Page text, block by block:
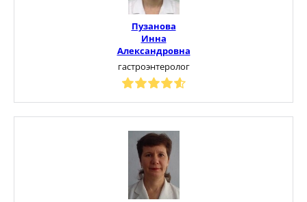
Пузанова
Инна
Александровна
гастроэнтеролог